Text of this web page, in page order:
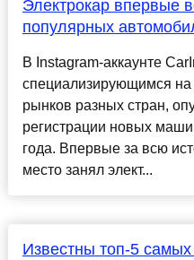
Электрокар впервые
популярных
В Instagram-аккаунте
специализирующимся
рынков разных стран,
регистрации новых
года. Впервые за всю
место занял элект...
Известны топ-5